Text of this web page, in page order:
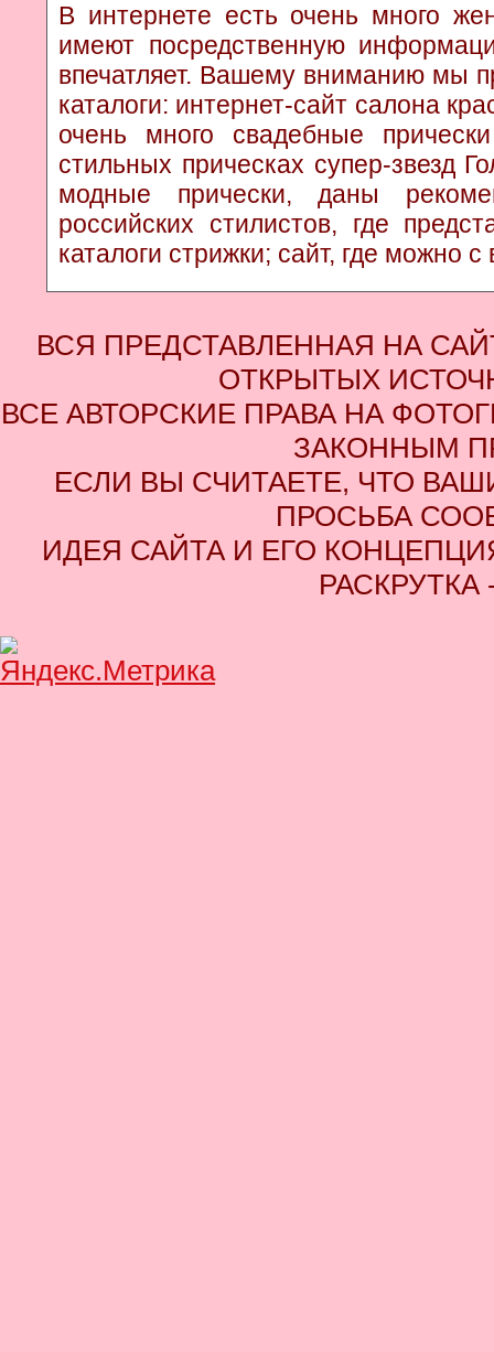
В интернете есть очень много
имеют посредственную
впечатляет. Вашему вниманию мы
каталоги: интернет-сайт салона
очень много свадебные
стильных прическах супер-звезд
модные прически, даны
российских стилистов, где
каталоги стрижки; сайт, где можно
ВСЯ ПРЕДСТАВЛЕННАЯ НА
ОТКРЫТЫХ
ВСЕ АВТОРСКИЕ ПРАВА НА
ЗАКОННЫМ
ЕСЛИ ВЫ СЧИТАЕТЕ, ЧТО
ПРОСЬБА
ИДЕЯ САЙТА И ЕГО
РАСКРУТКА